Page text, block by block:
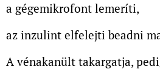
a gégemikrofont lemeríti,
az inzulint elfelejti beadni
A vénakanült takargatja,